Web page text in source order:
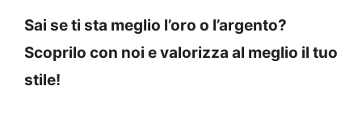
Sai se ti sta meglio l’oro o l’argento?
Scoprilo con noi e valorizza al meglio il tuo
stile!